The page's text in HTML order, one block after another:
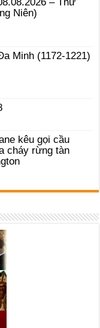
Niên)
Minh (1172-1221)
kêu gọi cầu
cháy rừng tàn